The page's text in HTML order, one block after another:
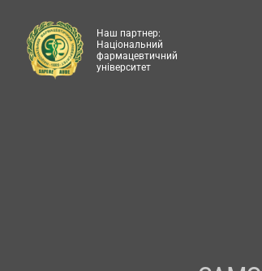
Наш партнер:
Національний
фармацевтичний
університет